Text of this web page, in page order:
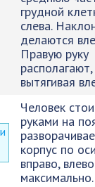
грудной
слева.
делаются
Правую руку
располагают,
вытягивая
Человек
руками на
корпус по
вправо, влево
максимально.